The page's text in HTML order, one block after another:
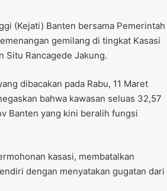
(Kejati) Banten bersama Pemerintah
gemilang di tingkat Kasasi
Situ Rancagede Jakung.
dibacakan pada Rabu, 11 Maret
bahwa kawasan seluas 32,57
Banten yang kini beralih fungsi
kasasi, membatalkan
dengan menyatakan gugatan dari